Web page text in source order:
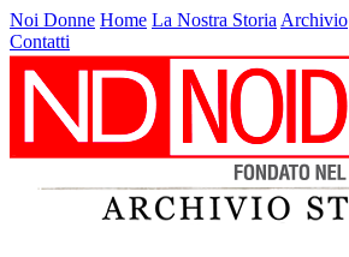
Noi Donne Home La Nostra Storia Archivio
Contatti